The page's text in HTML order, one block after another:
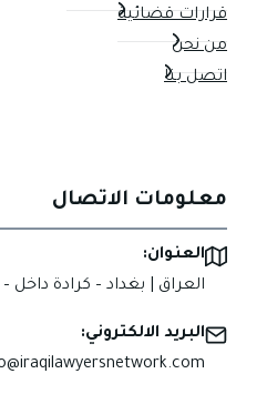
قرارات قضائية
من نحن
اتصل بنا
معلومات الاتصال
العنوان:
العراق | بغداد – كرادة داخل
البريد الالكتروني: